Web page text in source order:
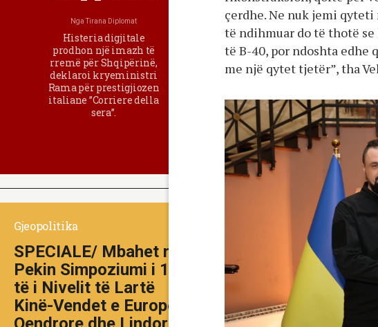
çerdhe. Ne nuk jemi
të ndihmuar do të thotë
të B-40, por ndoshta
me një qytet tjetër”, tha
NgaTirana Diplomat
Histeria digjitale
prodhon një imazh të
rremë për Shqipërinë,
deklaroi kryeministri
Rama për prestigjiozen
italiane ”Corriere della
sera”.
Gjeopolitika
SPECIALE/ Mbahet në
Pekin Simpoziumi i 10-
të i Nivelit të Lartë
Kinë-Vendet e Europës